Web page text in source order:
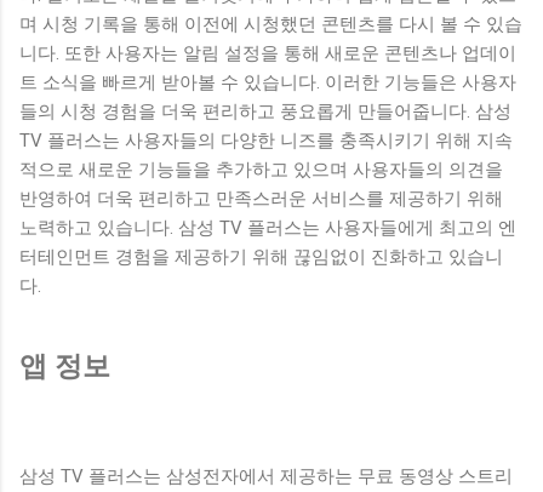
며 시청 기록을 통해 이전에 시청했던 콘텐츠를 다시 볼 수 있습
니다. 또한 사용자는 알림 설정을 통해 새로운 콘텐츠나 업데이
트 소식을 빠르게 받아볼 수 있습니다. 이러한 기능들은 사용자
들의 시청 경험을 더욱 편리하고 풍요롭게 만들어줍니다. 삼성
TV 플러스는 사용자들의 다양한 니즈를 충족시키기 위해 지속
적으로 새로운 기능들을 추가하고 있으며 사용자들의 의견을
반영하여 더욱 편리하고 만족스러운 서비스를 제공하기 위해
노력하고 있습니다. 삼성 TV 플러스는 사용자들에게 최고의 엔
터테인먼트 경험을 제공하기 위해 끊임없이 진화하고 있습니
다.
앱 정보
삼성 TV 플러스는 삼성전자에서 제공하는 무료 동영상 스트리